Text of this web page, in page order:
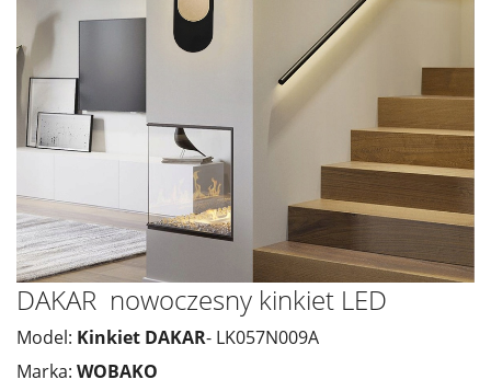
DAKAR nowoczesny kinkiet LED
Model: Kinkiet DAKAR- LK057N009A
Marka: WOBAKO